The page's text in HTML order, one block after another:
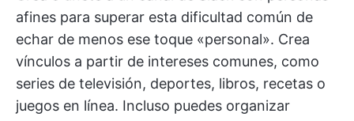
afines para superar esta dificultad común de
echar de menos ese toque «personal». Crea
vínculos a partir de intereses comunes, como
series de televisión, deportes, libros, recetas o
juegos en línea. Incluso puedes organizar